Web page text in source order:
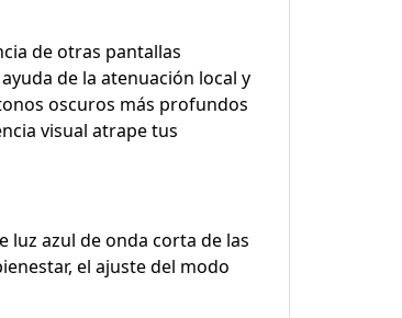
de otras pantallas
de la atenuación local y
oscuros más profundos
visual atrape tus
luz azul de onda corta de las
el ajuste del modo